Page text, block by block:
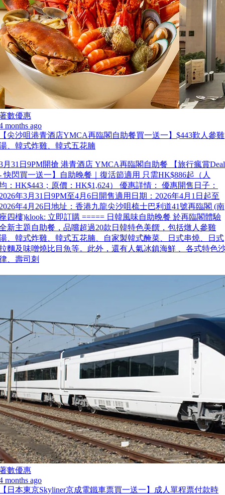
數優惠
months ago
尖沙咀港青酒店YMCA再臨閣自助餐買一送一】$443歎人參雞
、韓式炸雞、韓式五花腩
月31日9PM開搶 港青酒店 YMCA再臨閣自助餐 【旅行瘋賞Deal
快閃買一送一】自助晚餐｜復活節適用 只需HK$886起（人
：HK$443；原價：HK$1,624） 優惠詳情： 優惠開售日子：
年3月31日9PM至4月6日開售適用日期：2026年4月1日起至
年4月26日地址：香港九龍尖沙咀梳士巴利道41號再臨閣 (南
四樓)klook: 立即訂購 ===== 日韓風味自助晚餐 於再臨閣體驗
新主題自助餐，品嚐超過20款日韓特色美饌，包括燉人參雞
、韓式炸雞、韓式五花腩、自家製韓式醃菜、日式串燒、日式
麵及味噌燒比目魚等。此外，還有人氣冰鎮海鮮 、各式特色
、壽司刺
數優惠
months ago
日本東京Skyliner京成電鐵車票買一送一】成人單程票付款時